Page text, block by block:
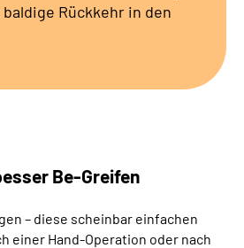
Rückkehr in den
Be-Greifen
– diese scheinbar einfachen
einer Hand-Operation oder nach